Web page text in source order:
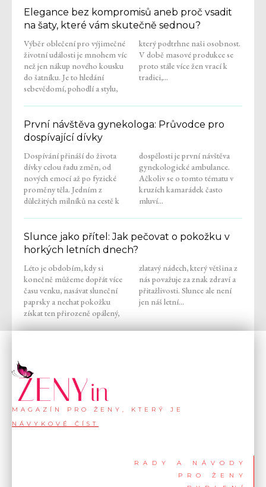
Elegance bez kompromisů aneb proč vsadit
na šaty, které vám skutečně sednou?
Výběr oblečení pro výjimečné
životní události je mnohem víc
než jen nákup nového kousku
do šatníku. Je to hledání
sebevědomí, pohodlí a stylu,
který podtrhne naši osobnost.
V době masové produkce se
proto stále více žen vrací k
tradici,...
První návštěva gynekologa: Průvodce pro
dospívající dívky
Dospívání přináší do života
dívky celou řadu změn, od
nových emocí až po fyzické
proměny těla. Jedním z
důležitých milníků na cestě k
dospělosti je první návštěva
gynekologické ambulance.
Ačkoliv se o tomto tématu v
kruzích kamarádek často
mluví...
Slunce jako přítel: Jak pečovat o pokožku v
horkých letních dnech?
Léto je obdobím, kdy si
konečně můžeme dopřát více
času venku, nasávat sluneční
paprsky a nechat pokožku
získat ten přirozeně opálený,
zlatavý nádech, který většina z
nás považuje za znak zdraví a
přitažlivosti. Slunce ale není
jen náš letní...
MAGAZÍN PRO ŽENY, KTERÝ JE
NÁVYKOVÉ ČÍST
RADY A NÁVODY
PRO ŽENY